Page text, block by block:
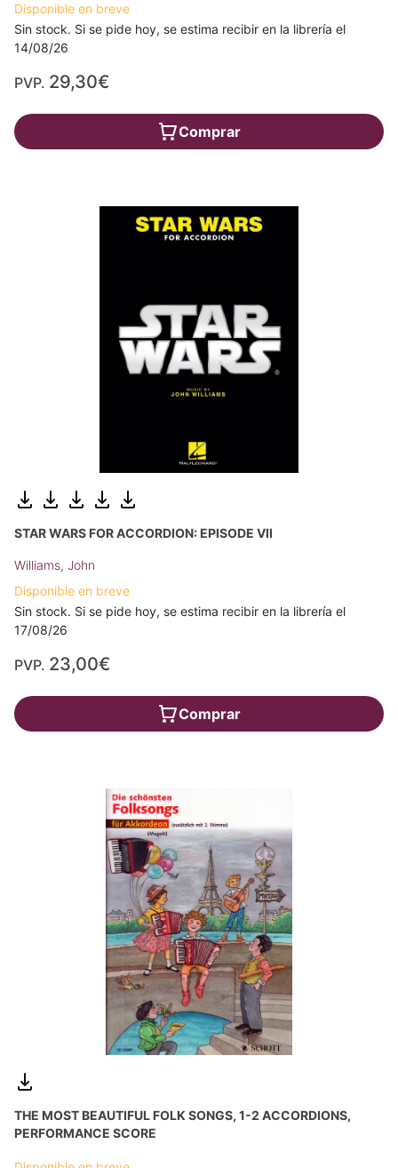
Disponible en breve
Sin stock. Si se pide hoy, se estima recibir en la librería el
14/08/26
PVP. 29,30€
Comprar
STAR WARS FOR ACCORDION: EPISODE VII
Williams, John
Disponible en breve
Sin stock. Si se pide hoy, se estima recibir en la librería el
17/08/26
PVP. 23,00€
Comprar
THE MOST BEAUTIFUL FOLK SONGS, 1-2 ACCORDIONS,
PERFORMANCE SCORE